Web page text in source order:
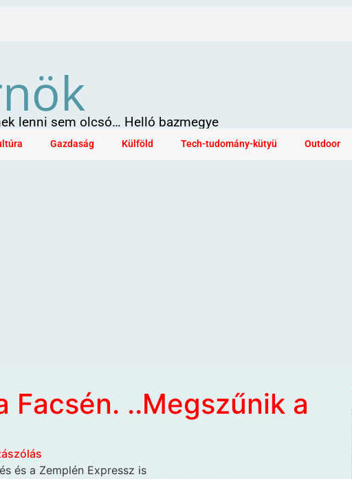
lenni sem olcsó… Helló bazmegye
Gazdaság Külföld Tech-tudomány-kütyü Outdoor
Facsén. ..Megszűnik a
és a Zemplén Expressz is